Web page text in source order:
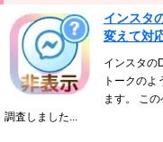
インスタ
変えて対
インスタの
トークのよ
ます。 こ
調査しました...